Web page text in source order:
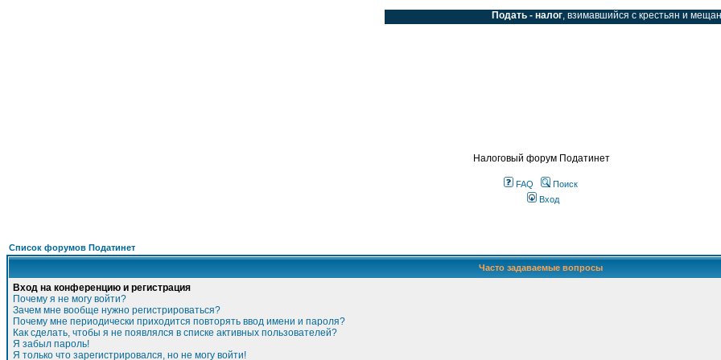
Подать - налог, взимавшийся с крестьян и мещан в
Налоговый форум Податинет
FAQ
Поиск
Вход
Список форумов Податинет
Часто задаваемые вопросы
Вход на конференцию и регистрация
Почему я не могу войти?
Зачем мне вообще нужно регистрироваться?
Почему мне периодически приходится повторять ввод имени и пароля?
Как сделать, чтобы я не появлялся в списке активных пользователей?
Я забыл пароль!
Я только что зарегистрировался, но не могу войти!